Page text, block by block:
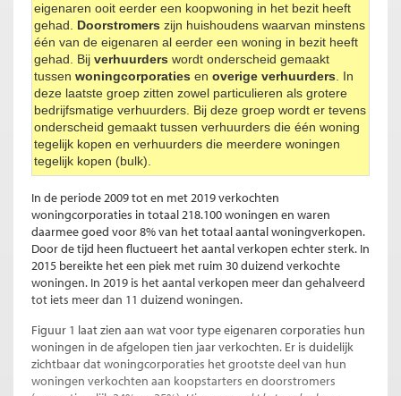
eigenaren ooit eerder een koopwoning in het bezit heeft
gehad. Doorstromers zijn huishoudens waarvan minstens
één van de eigenaren al eerder een woning in bezit heeft
gehad. Bij verhuurders wordt onderscheid gemaakt
tussen woningcorporaties en overige verhuurders . In
deze laatste groep zitten zowel particulieren als grotere
bedrijfsmatige verhuurders. Bij deze groep wordt er tevens
onderscheid gemaakt tussen verhuurders die één woning
tegelijk kopen en verhuurders die meerdere woningen
tegelijk kopen (bulk).
In de periode 2009 tot en met 2019 verkochten
woningcorporaties in totaal 218.100 woningen en waren
daarmee goed voor 8% van het totaal aantal woningverkopen.
Door de tijd heen fluctueert het aantal verkopen echter sterk. In
2015 bereikte het een piek met ruim 30 duizend verkochte
woningen. In 2019 is het aantal verkopen meer dan gehalveerd
tot iets meer dan 11 duizend woningen.
Figuur 1 laat zien aan wat voor type eigenaren corporaties hun
woningen in de afgelopen tien jaar verkochten. Er is duidelijk
zichtbaar dat woningcorporaties het grootste deel van hun
woningen verkochten aan koopstarters en doorstromers